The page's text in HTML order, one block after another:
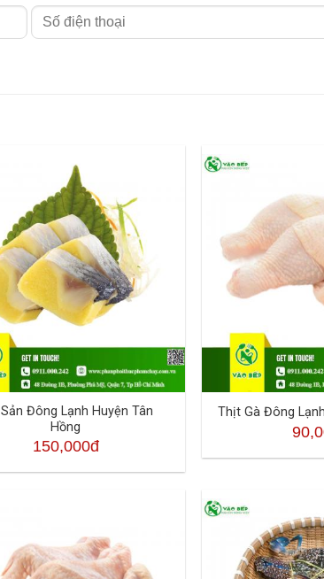
La, Tây Ninh, Thái Bình, Thái Nguyên, Thanh
Sản Đông Lạnh Huyện Tân
Hồng
150,000đ
Thịt Gà Đông